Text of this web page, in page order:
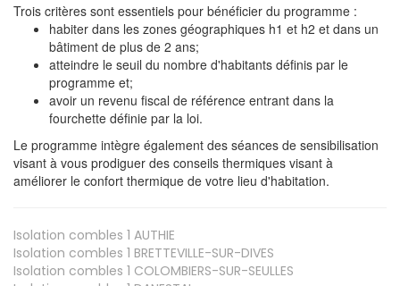
Trois critères sont essentiels pour bénéficier du programme :
habiter dans les zones géographiques h1 et h2 et dans un
bâtiment de plus de 2 ans;
atteindre le seuil du nombre d'habitants définis par le
programme et;
avoir un revenu fiscal de référence entrant dans la
fourchette définie par la loi.
Le programme intègre également des séances de sensibilisation
visant à vous prodiguer des conseils thermiques visant à
améliorer le confort thermique de votre lieu d'habitation.
Isolation combles 1 AUTHIE
Isolation combles 1 BRETTEVILLE-SUR-DIVES
Isolation combles 1 COLOMBIERS-SUR-SEULLES